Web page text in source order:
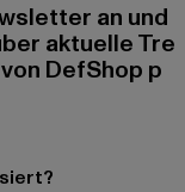
an und
aktuelle Tre
DefShop p